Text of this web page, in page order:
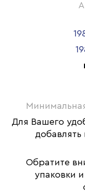
Для Вашего
Обратите
упаковки